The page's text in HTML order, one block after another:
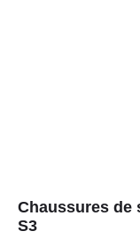
Chaussures de
S3